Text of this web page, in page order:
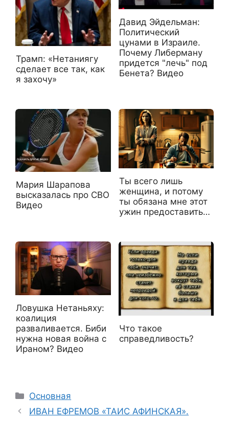
Трамп: «Нетаниягу
сделает все так, как
я захочу»
Давид Эйдельман:
Политический
цунами в Израиле.
Почему Либерману
придется "лечь" под
Бенета? Видео
Мария Шарапова
высказалась про СВО
Видео
Ты всего лишь
женщина, и потому
ты обязана мне этот
ужин предоставить…
Ловушка Нетаньяху:
коалиция
разваливается. Биби
нужна новая война с
Ираном? Видео
Что такое
справедливость?
Рубрики
Основная
ИВАН ЕФРЕМОВ «ТАИС АФИНСКАЯ».